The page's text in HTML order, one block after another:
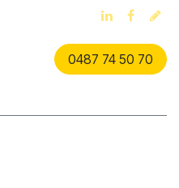
0487 74 50 70